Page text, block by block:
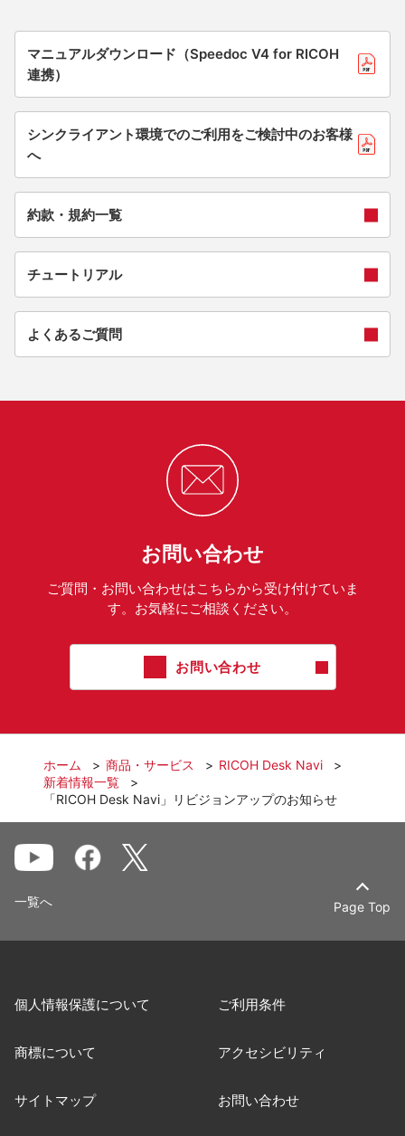
マニュアルダウンロード（Speedoc V4 for RICOH
連携）
シンクライアント環境でのご利用をご検討中のお客様
へ
約款・規約一覧
チュートリアル
よくあるご質問
お問い合わせ
ご質問・お問い合わせはこちらから受け付けていま
す。お気軽にご相談ください。
お問い合わせ
ホーム 商品・サービス
RICOH Desk Navi
新着情報一覧
「RICOH Desk Navi」リビジョンアップのお知らせ
Page Top
一覧へ
個人情報保護について ご利用条件
商標について アクセシビリティ
サイトマップ お問い合わせ